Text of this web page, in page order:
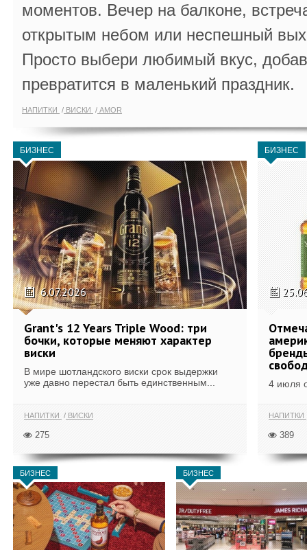
моментов. Вечер на балконе,
открытым небом или неспешный
Просто выбери любимый вкус,
превратится в маленький праздник.
НАПИТКИ ВИСКИ AMOR
БИЗНЕС
6.07.2026
Grant's 12 Years Triple Wood: три
бочки, которые меняют характер
виски
В мире шотландского виски срок выдержки
уже давно перестал быть единственным...
НАПИТКИ ВИСКИ
275
БИЗНЕС
4 июля
НАПИТКИ
389
БИЗНЕС БИЗНЕС